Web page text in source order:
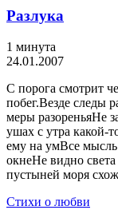
Разлука
1 минута
24.01.2007
С порога смотрит
побег.Везде следы
меры разореньяНе
ушах с утра какой-
ему на умВсе мысль
окнеНе видно
пустыней моря
Стихи о любви